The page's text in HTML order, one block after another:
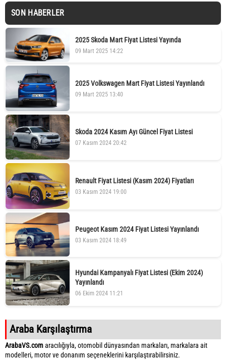
SON HABERLER
2025 Skoda Mart Fiyat Listesi Yayında
09 Mart 2025 14:22
2025 Volkswagen Mart Fiyat Listesi Yayınlandı
09 Mart 2025 13:40
Skoda 2024 Kasım Ayı Güncel Fiyat Listesi
07 Kasım 2024 20:42
Renault Fiyat Listesi (Kasım 2024) Fiyatları
03 Kasım 2024 19:00
Peugeot Kasım 2024 Fiyat Listesi Yayınlandı
03 Kasım 2024 18:49
Hyundai Kampanyalı Fiyat Listesi (Ekim 2024)
Yayınlandı
06 Ekim 2024 11:21
Araba Karşılaştırma
ArabaVS.comaracılığıyla, otomobil dünyasından markaları, markalara ait
modelleri, motor ve donanım seçeneklerini karşılaştırabilirsiniz.